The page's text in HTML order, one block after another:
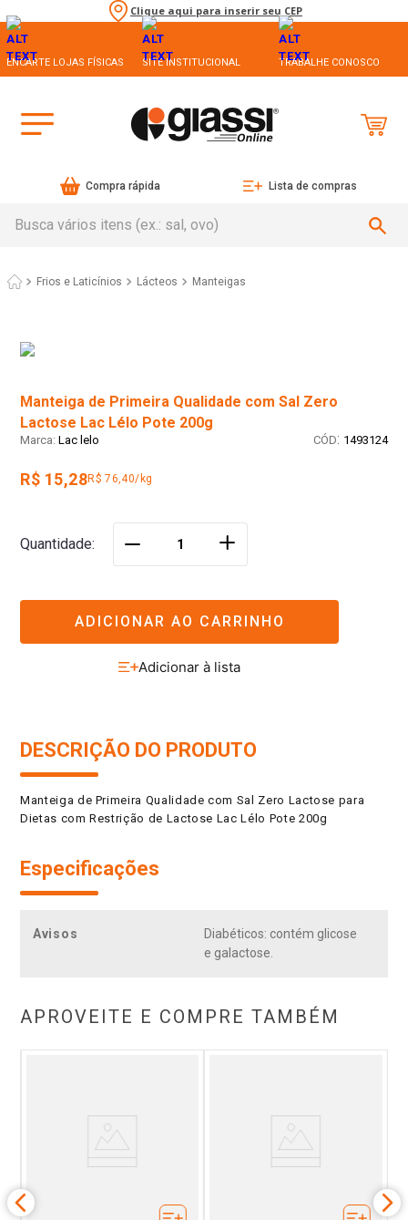
Clique aqui para inserir seu CEP
ENCARTE LOJAS FÍSICAS SITE INSTITUCIONAL TRABALHE CONOSCO
Compra rápida Lista de compras
Frios e Laticínios Lácteos Manteigas
Manteiga de Primeira Qualidade com Sal Zero
Lactose Lac Lélo Pote 200g
Lac lelo : 1493124
R$ 15,28R$ 76,40/kg
Quantidade ＋
ADICIONAR AO CARRINHO
DESCRIÇÃO DO PRODUTO
Manteiga de Primeira Qualidade com Sal Zero Lactose para
Dietas com Restrição de Lactose Lac Lélo Pote 200g
Especificações
Avisos
Diabéticos: contém glicose
e galactose.
APROVEITE E COMPRE TAMBÉM